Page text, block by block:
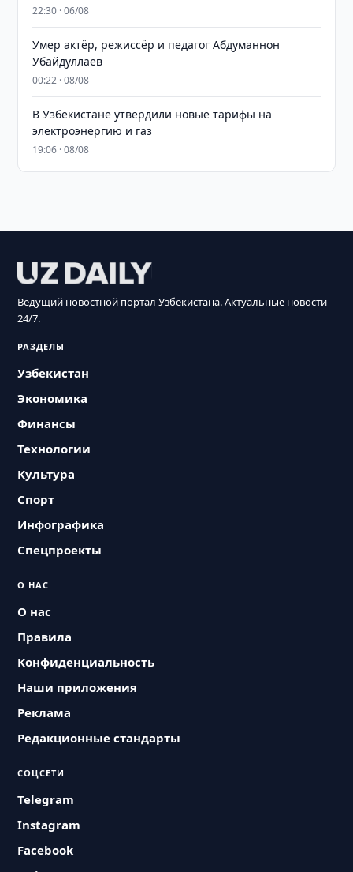
22:30 · 06/08
Умер актёр, режиссёр и педагог Абдуманнон
Убайдуллаев
00:22 · 08/08
В Узбекистане утвердили новые тарифы на
электроэнергию и газ
19:06 · 08/08
Ведущий новостной портал Узбекистана. Актуальные новости
24/7.
РАЗДЕЛЫ
Узбекистан
Экономика
Финансы
Технологии
Культура
Спорт
Инфографика
Спецпроекты
О НАС
О нас
Правила
Конфиденциальность
Наши приложения
Реклама
Редакционные стандарты
СОЦСЕТИ
Telegram
Instagram
Facebook